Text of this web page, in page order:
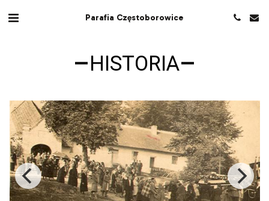
Parafia Częstoborowice
HISTORIA